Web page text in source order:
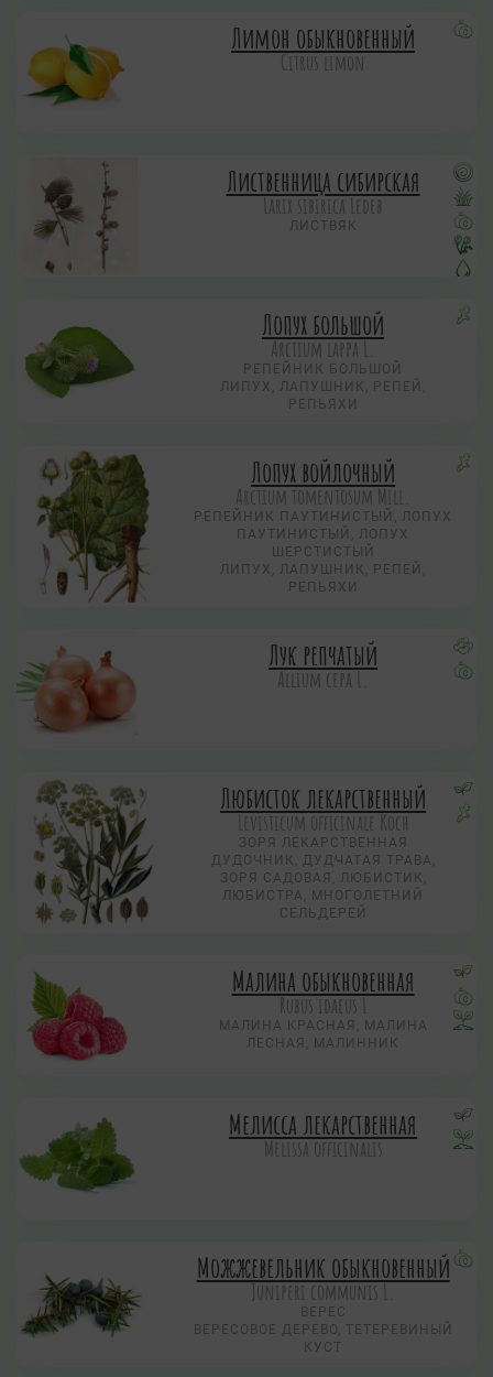
Лимон обыкновенный
Citrus limon
Лиственница сибирская
Larix sibirica Ledeb
ЛИСТВЯК
Лопух большой
Arctium lappa L.
РЕПЕЙНИК БОЛЬШОЙ
ЛИПУХ, ЛАПУШНИК, РЕПЕЙ,
РЕПЬЯХИ
Лопух войлочный
Arctium tomentosum Mill.
РЕПЕЙНИК ПАУТИНИСТЫЙ, ЛОПУХ
ПАУТИНИСТЫЙ, ЛОПУХ
ШЕРСТИСТЫЙ
ЛИПУХ, ЛАПУШНИК, РЕПЕЙ,
РЕПЬЯХИ
Лук репчатый
Allium сера L.
Любисток лекарственный
Levisticum officinale Koch
ЗОРЯ ЛЕКАРСТВЕННАЯ
ДУДОЧНИК, ДУДЧАТАЯ ТРАВА,
ЗОРЯ САДОВАЯ, ЛЮБИСТИК,
ЛЮБИСТРА, МНОГОЛЕТНИЙ
СЕЛЬДЕРЕЙ
Малина обыкновенная
Rubus idaeus L
МАЛИНА КРАСНАЯ, МАЛИНА
ЛЕСНАЯ, МАЛИННИК
Мелисса лекарственная
Melissa officinalis
Можжевельник обыкновенный
Juniperi communis L.
ВЕРЕС
ВЕРЕСОВОЕ ДЕРЕВО, ТЕТЕРЕВИНЫЙ
КУСТ